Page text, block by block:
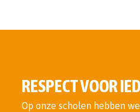
RESPECT VOOR
Op onze scholen hebben